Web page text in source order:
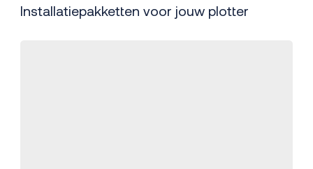
Installatiepakketten voor jouw plotter